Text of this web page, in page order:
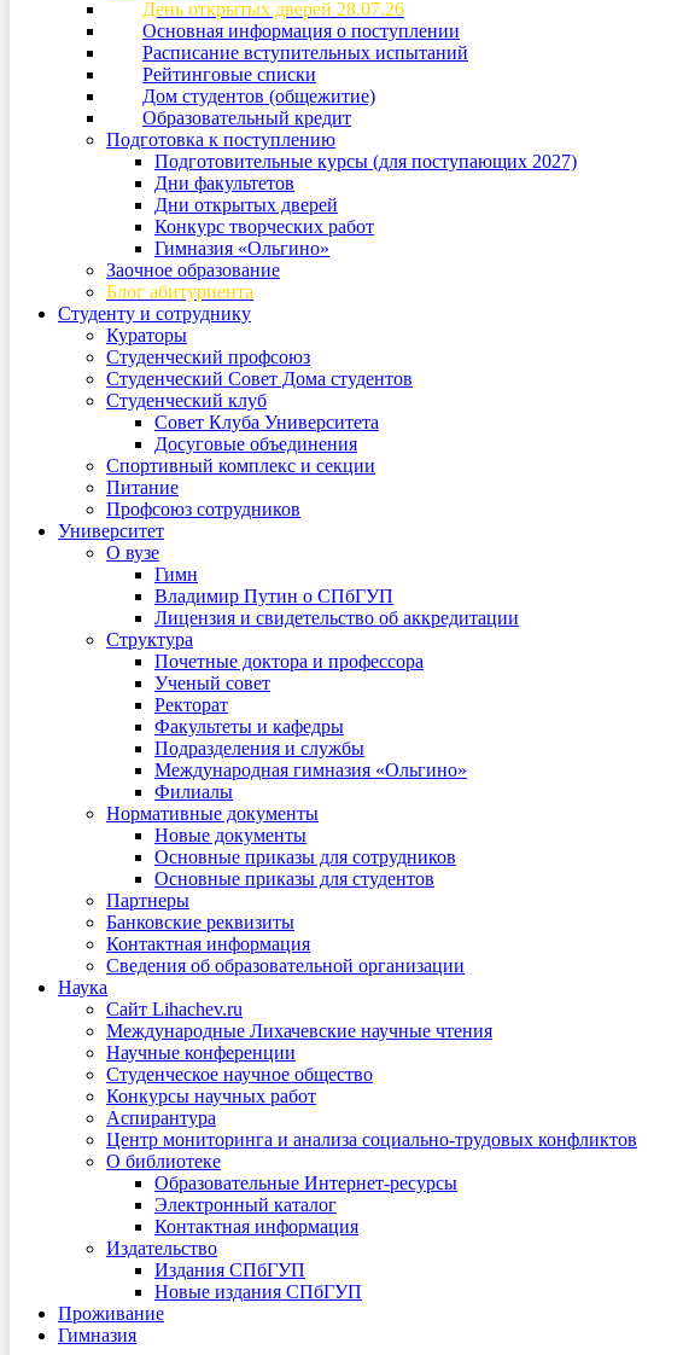
День открытых дверей 28.07.26
Основная информация о поступлении
Расписание вступительных испытаний
Рейтинговые списки
Дом студентов (общежитие)
Образовательный кредит
Подготовка к поступлению
Подготовительные курсы (для поступающих 2027)
Дни факультетов
Дни открытых дверей
Конкурс творческих работ
Гимназия «Ольгино»
Заочное образование
Блог абитуриента
Студенту и сотруднику
Кураторы
Студенческий профсоюз
Студенческий Совет Дома студентов
Студенческий клуб
Совет Клуба Университета
Досуговые объединения
Спортивный комплекс и секции
Питание
Профсоюз сотрудников
Университет
О вузе
Гимн
Владимир Путин о СПбГУП
Лицензия и свидетельство об аккредитации
Структура
Почетные доктора и профессора
Ученый совет
Ректорат
Факультеты и кафедры
Подразделения и службы
Международная гимназия «Ольгино»
Филиалы
Нормативные документы
Новые документы
Основные приказы для сотрудников
Основные приказы для студентов
Партнеры
Банковские реквизиты
Контактная информация
Сведения об образовательной организации
Наука
Сайт Lihachev.ru
Международные Лихачевские научные чтения
Научные конференции
Студенческое научное общество
Конкурсы научных работ
Аспирантура
Центр мониторинга и анализа социально-трудовых конфликтов
О библиотеке
Образовательные Интернет-ресурсы
Электронный каталог
Контактная информация
Издательство
Издания СПбГУП
Новые издания СПбГУП
Проживание
Гимназия